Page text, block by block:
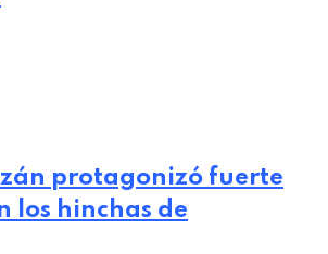
protagonizó fuerte
los hinchas de